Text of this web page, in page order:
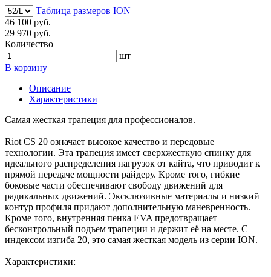
Таблица размеров ION
46 100 руб.
29 970 руб.
Количество
шт
В корзину
Описание
Характеристики
Самая жесткая трапеция для профессионалов.
Riot CS 20 означает высокое качество и передовые
технологии. Эта трапеция имеет сверхжесткую спинку для
идеального распределения нагрузок от кайта, что приводит к
прямой передаче мощности райдеру. Кроме того, гибкие
боковые части обеспечивают свободу движений для
радикальных движений. Эксклюзивные материалы и низкий
контур профиля придают дополнительную маневренность.
Кроме того, внутренняя пенка EVA предотвращает
бесконтрольный подъем трапеции и держит её на месте. С
индексом изгиба 20, это самая жесткая модель из серии ION.
Характеристики: